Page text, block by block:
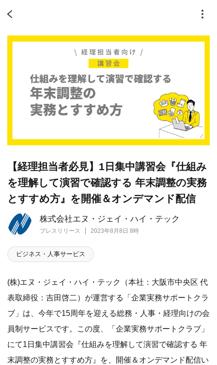
株式会社エヌ・ジェイ・ハイ・テック
プレスリリース 2023年8月8日 8時
【経理担当者必見】1日集中講習会『仕組み
を理解して演習で確認する 年末調整の実務
とすすめ方』を開催＆オンデマンド配信
ビジネス・人事サービス
(株)エヌ・ジェイ・ハイ・テック（本社：大阪市中央区 代
表取締役：吉田啓二）が運営する「企業実務サポートクラ
ブ」は、今年で15周年を迎える総務・人事・経理向けの会
員制サービスです。この度、「企業実務サポートクラブ」
にて1日集中講習会『仕組みを理解して演習で確認する 年
末調整の実務とすすめ方』を、開催＆オンデマンド配信い